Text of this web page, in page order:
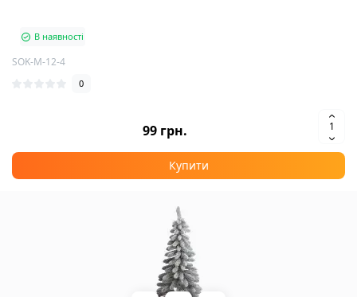
В наявності
SOK-М-12-4
0
99 грн.
Купити